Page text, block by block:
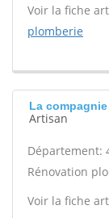
Voir la fiche
plomberie
La
Artisan
Département:
Rénovation
Voir la fiche